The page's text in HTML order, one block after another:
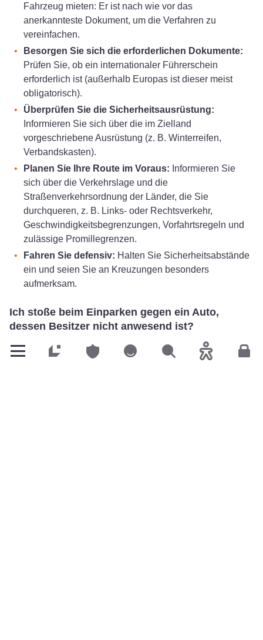
PrivatkundenPrivatkundenPrivatkundenSuchen
Fahrzeug mieten: Er ist nach wie vor das
anerkannteste Dokument, um die Verfahren zu
vereinfachen.
Besorgen Sie sich die erforderlichen Dokumente:
Prüfen Sie, ob ein internationaler Führerschein
erforderlich ist (außerhalb Europas ist dieser meist
obligatorisch).
Überprüfen Sie die Sicherheitsausrüstung:
Informieren Sie sich über die im Zielland
vorgeschriebene Ausrüstung (z. B. Winterreifen,
Verbandskasten).
Planen Sie Ihre Route im Voraus: Informieren Sie
sich über die Verkehrslage und die
Straßenverkehrsordnung der Länder, die Sie
durchqueren, z. B. Links- oder Rechtsverkehr,
Geschwindigkeitsbegrenzungen, Vorfahrtsregeln und
zulässige Promillegrenzen.
Fahren Sie defensiv: Halten Sie Sicherheitsabstände
ein und seien Sie an Kreuzungen besonders
aufmerksam.
Ich stoße beim Einparken gegen ein Auto,
dessen Besitzer nicht anwesend ist?
In dieser Situation dürfen Sie den Unfallort auf keinen Fall